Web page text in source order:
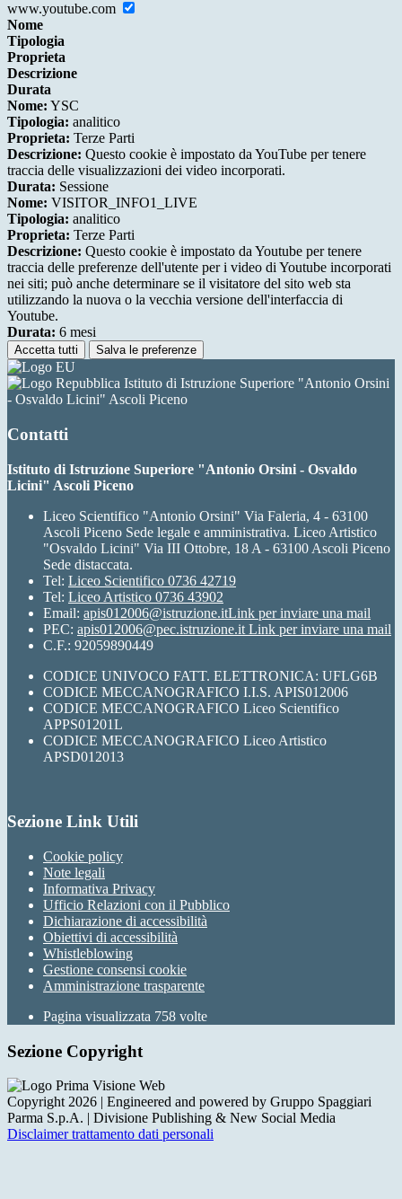
www.youtube.com
Nome
Tipologia
Proprieta
Descrizione
Durata
Nome: YSC
Tipologia: analitico
Proprieta: Terze Parti
Descrizione: Questo cookie è impostato da YouTube per tenere
traccia delle visualizzazioni dei video incorporati.
Durata: Sessione
Nome: VISITOR_INFO1_LIVE
Tipologia: analitico
Proprieta: Terze Parti
Descrizione: Questo cookie è impostato da Youtube per tenere
traccia delle preferenze dell'utente per i video di Youtube incorporati
nei siti; può anche determinare se il visitatore del sito web sta
utilizzando la nuova o la vecchia versione dell'interfaccia di
Youtube.
Durata: 6 mesi
Accetta tutti Salva le preferenze
Istituto di Istruzione Superiore "Antonio Orsini
- Osvaldo Licini" Ascoli Piceno
Contatti
Istituto di Istruzione Superiore "Antonio Orsini - Osvaldo
Licini" Ascoli Piceno
Liceo Scientifico "Antonio Orsini" Via Faleria, 4 - 63100
Ascoli Piceno Sede legale e amministrativa. Liceo Artistico
"Osvaldo Licini" Via III Ottobre, 18 A - 63100 Ascoli Piceno
Sede distaccata.
Tel: Liceo Scientifico 0736 42719
Tel: Liceo Artistico 0736 43902
Email: apis012006@istruzione.itLink per inviare una mail
PEC: apis012006@pec.istruzione.it Link per inviare una mail
C.F.: 92059890449
CODICE UNIVOCO FATT. ELETTRONICA: UFLG6B
CODICE MECCANOGRAFICO I.I.S. APIS012006
CODICE MECCANOGRAFICO Liceo Scientifico
APPS01201L
CODICE MECCANOGRAFICO Liceo Artistico
APSD012013
Sezione Link Utili
Cookie policy
Note legali
Informativa Privacy
Ufficio Relazioni con il Pubblico
Dichiarazione di accessibilità
Obiettivi di accessibilità
Whistleblowing
Gestione consensi cookie
Amministrazione trasparente
Pagina visualizzata 758 volte
Sezione Copyright
Copyright 2026 | Engineered and powered by Gruppo Spaggiari
Parma S.p.A. | Divisione Publishing & New Social Media
Disclaimer trattamento dati personali